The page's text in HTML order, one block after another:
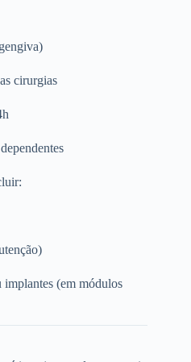
cirurgias
implantes (em módulos